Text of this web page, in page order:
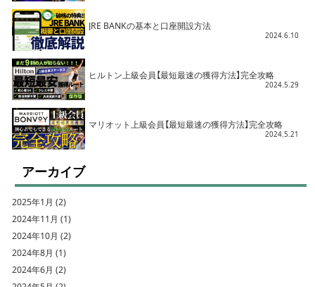
JRE BANKの基本と口座開設方法
2024.6.10
ヒルトン上級会員【最短最速の獲得方法】完全攻略
2024.5.29
マリオット上級会員【最短最速の獲得方法】完全攻略
2024.5.21
アーカイブ
2025年1月 (2)
2024年11月 (1)
2024年10月 (2)
2024年8月 (1)
2024年6月 (2)